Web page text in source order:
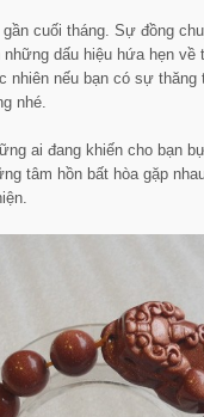
cuối tháng. Sự đồng
dấu hiệu hứa hẹn về
nhiên nếu bạn có sự thăng
nhé.
ai đang khiến cho bạn
tâm hồn bất hòa gặp